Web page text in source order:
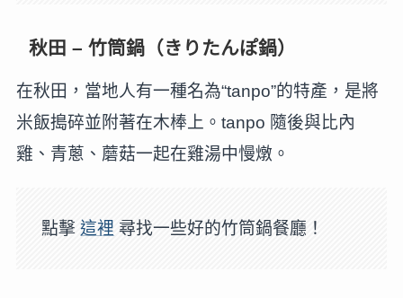
秋田 – 竹筒鍋（きりたんぽ鍋）
在秋田，當地人有一種名為“tanpo”的特產，是將
米飯搗碎並附著在木棒上。tanpo 隨後與比內
雞、青蔥、蘑菇一起在雞湯中慢燉。
點擊這裡 尋找一些好的竹筒鍋餐廳！